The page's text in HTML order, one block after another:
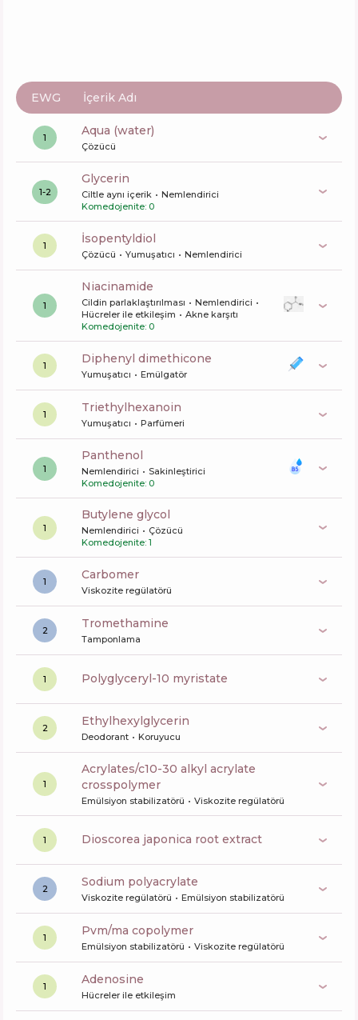
EWG İçerik Adı
1 aqua (water)
Çözücü
1-2
glycerin
Ciltle aynı içerik
Nemlendirici
Komedojenite: 0
1 isopentyldiol
Çözücü Yumuşatıcı Nemlendirici
1
niacinamide
Cildin parlaklaştırılması
Nemlendirici
Hücreler ile etkileşim
Akne karşıtı
Komedojenite: 0
1 diphenyl dimethicone
Yumuşatıcı Emülgatör
1 triethylhexanoin
Yumuşatıcı Parfümeri
1
panthenol
Nemlendirici
Sakinleştirici
Komedojenite: 0
1
butylene glycol
Nemlendirici
Çözücü
Komedojenite: 1
1 carbomer
Viskozite regülatörü
2 tromethamine
Tamponlama
1 polyglyceryl-10 myristate
2 ethylhexylglycerin
Deodorant Koruyucu
1
acrylates/c10-30 alkyl acrylate
crosspolymer
Emülsiyon stabilizatörü Viskozite regülatörü
1 dioscorea japonica root extract
2 sodium polyacrylate
Viskozite regülatörü Emülsiyon stabilizatörü
1 pvm/ma copolymer
Emülsiyon stabilizatörü Viskozite regülatörü
1 Adenosine
Hücreler ile etkileşim